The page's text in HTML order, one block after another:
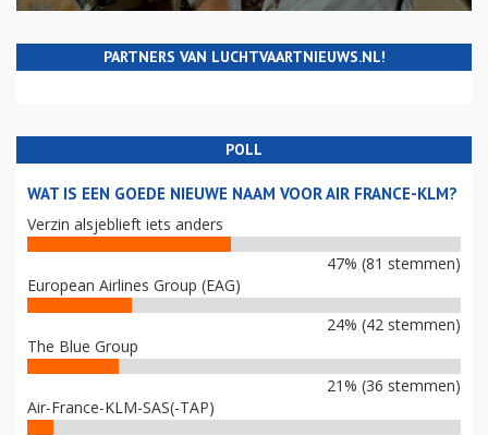
PARTNERS VAN LUCHTVAARTNIEUWS.NL!
POLL
WAT IS EEN GOEDE NIEUWE NAAM VOOR AIR FRANCE-KLM?
Verzin alsjeblieft iets anders
47% (81 stemmen)
European Airlines Group (EAG)
24% (42 stemmen)
The Blue Group
21% (36 stemmen)
Air-France-KLM-SAS(-TAP)